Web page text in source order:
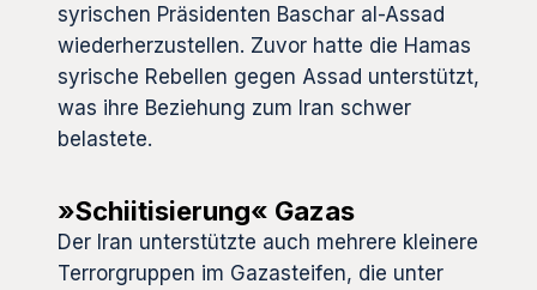
syrischen Präsidenten Baschar al-Assad
wiederherzustellen. Zuvor hatte die Hamas
syrische Rebellen gegen Assad unterstützt,
was ihre Beziehung zum Iran schwer
belastete.
»Schiitisierung« Gazas
Der Iran unterstützte auch mehrere kleinere
Terrorgruppen im Gazasteifen, die unter